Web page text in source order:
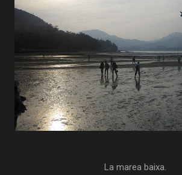
La marea baixa.